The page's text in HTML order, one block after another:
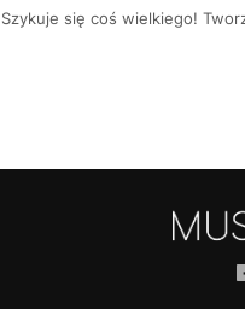
Szykuje się coś wielkiego!